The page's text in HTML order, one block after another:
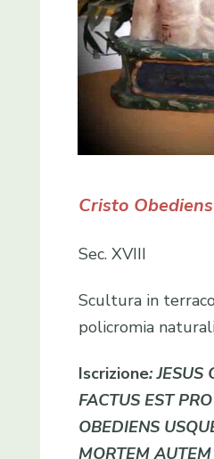
Cristo Obediens
Sec. XVIII
Scultura in
policromia
Iscrizione: JESUS
FACTUS EST
OBEDIENS
MORTEM AUTEM